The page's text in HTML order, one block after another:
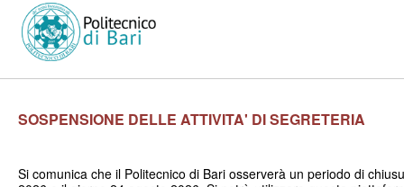
SOSPENSIONE DELLE ATTIVITA' DI SEGRETERIA
Si comunica che il Politecnico di Bari osserverà un periodo di